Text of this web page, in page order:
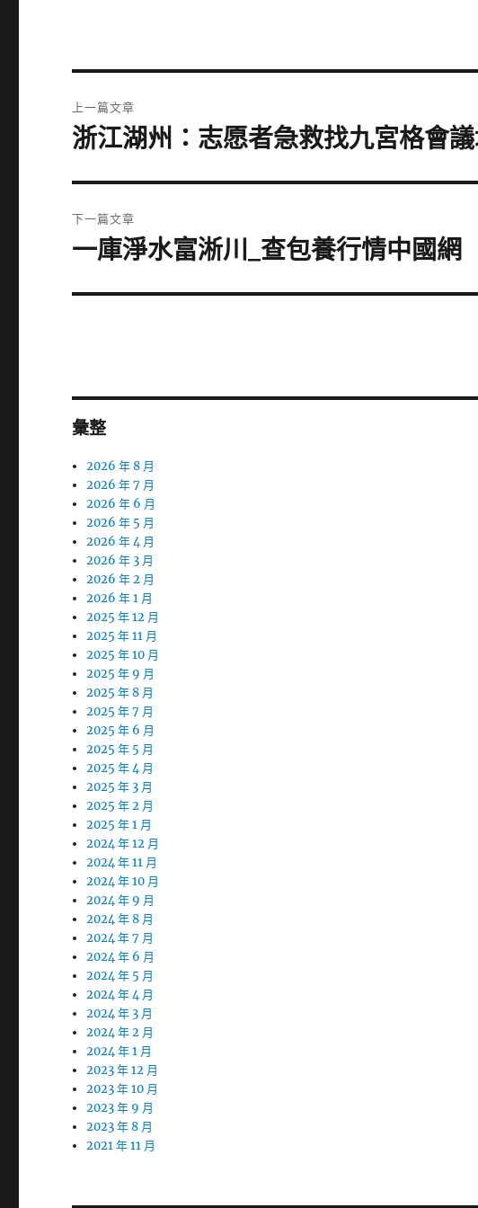
章
上一篇文章
上
篇
文
浙江湖州：志愿者急救找九宮格會
下一篇文章
下
篇
一庫淨水富淅川_查包養行情中國網
彙整
2026 年 8 月
2026 年 7 月
2026 年 6 月
2026 年 5 月
2026 年 4 月
2026 年 3 月
2026 年 2 月
2026 年 1 月
2025 年 12 月
2025 年 11 月
2025 年 10 月
2025 年 9 月
2025 年 8 月
2025 年 7 月
2025 年 6 月
2025 年 5 月
2025 年 4 月
2025 年 3 月
2025 年 2 月
2025 年 1 月
2024 年 12 月
2024 年 11 月
2024 年 10 月
2024 年 9 月
2024 年 8 月
2024 年 7 月
2024 年 6 月
2024 年 5 月
2024 年 4 月
2024 年 3 月
2024 年 2 月
2024 年 1 月
2023 年 12 月
2023 年 10 月
2023 年 9 月
2023 年 8 月
2021 年 11 月